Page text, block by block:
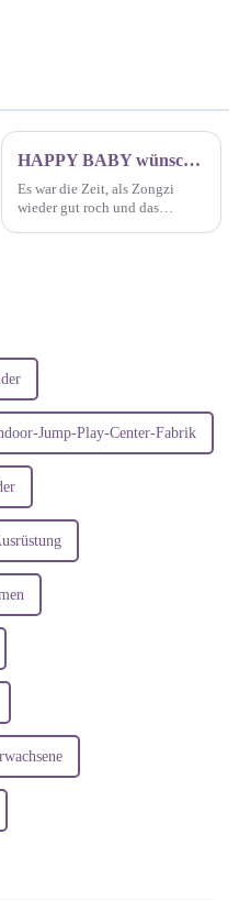
HAPPY BABY wünscht allen Mitarbeitern ein frohes Drachenbootfest
Es war die Zeit, als Zongzi
wieder gut roch und das
Jump-Play-Center-Fabrik